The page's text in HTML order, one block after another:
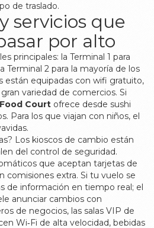
de traslado.
servicios que
por alto
principales: la Terminal 1 para
Terminal 2 para la mayoría de los
están equipadas con wifi gratuito,
variedad de comercios. Si
Food Court ofrece desde sushi
Para los que viajan con niños, el
Los kioscos de cambio están
del control de seguridad.
que aceptan tarjetas de
comisiones extra. Si tu vuelo se
de información en tiempo real; el
anunciar cambios con
de negocios, las salas VIP de
Wi‑Fi de alta velocidad, bebidas